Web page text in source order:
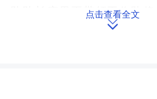
队队长康果平带领工作队将
为破题关键。工作队立足
市”等载体，让老党员化身
点击查看全文
